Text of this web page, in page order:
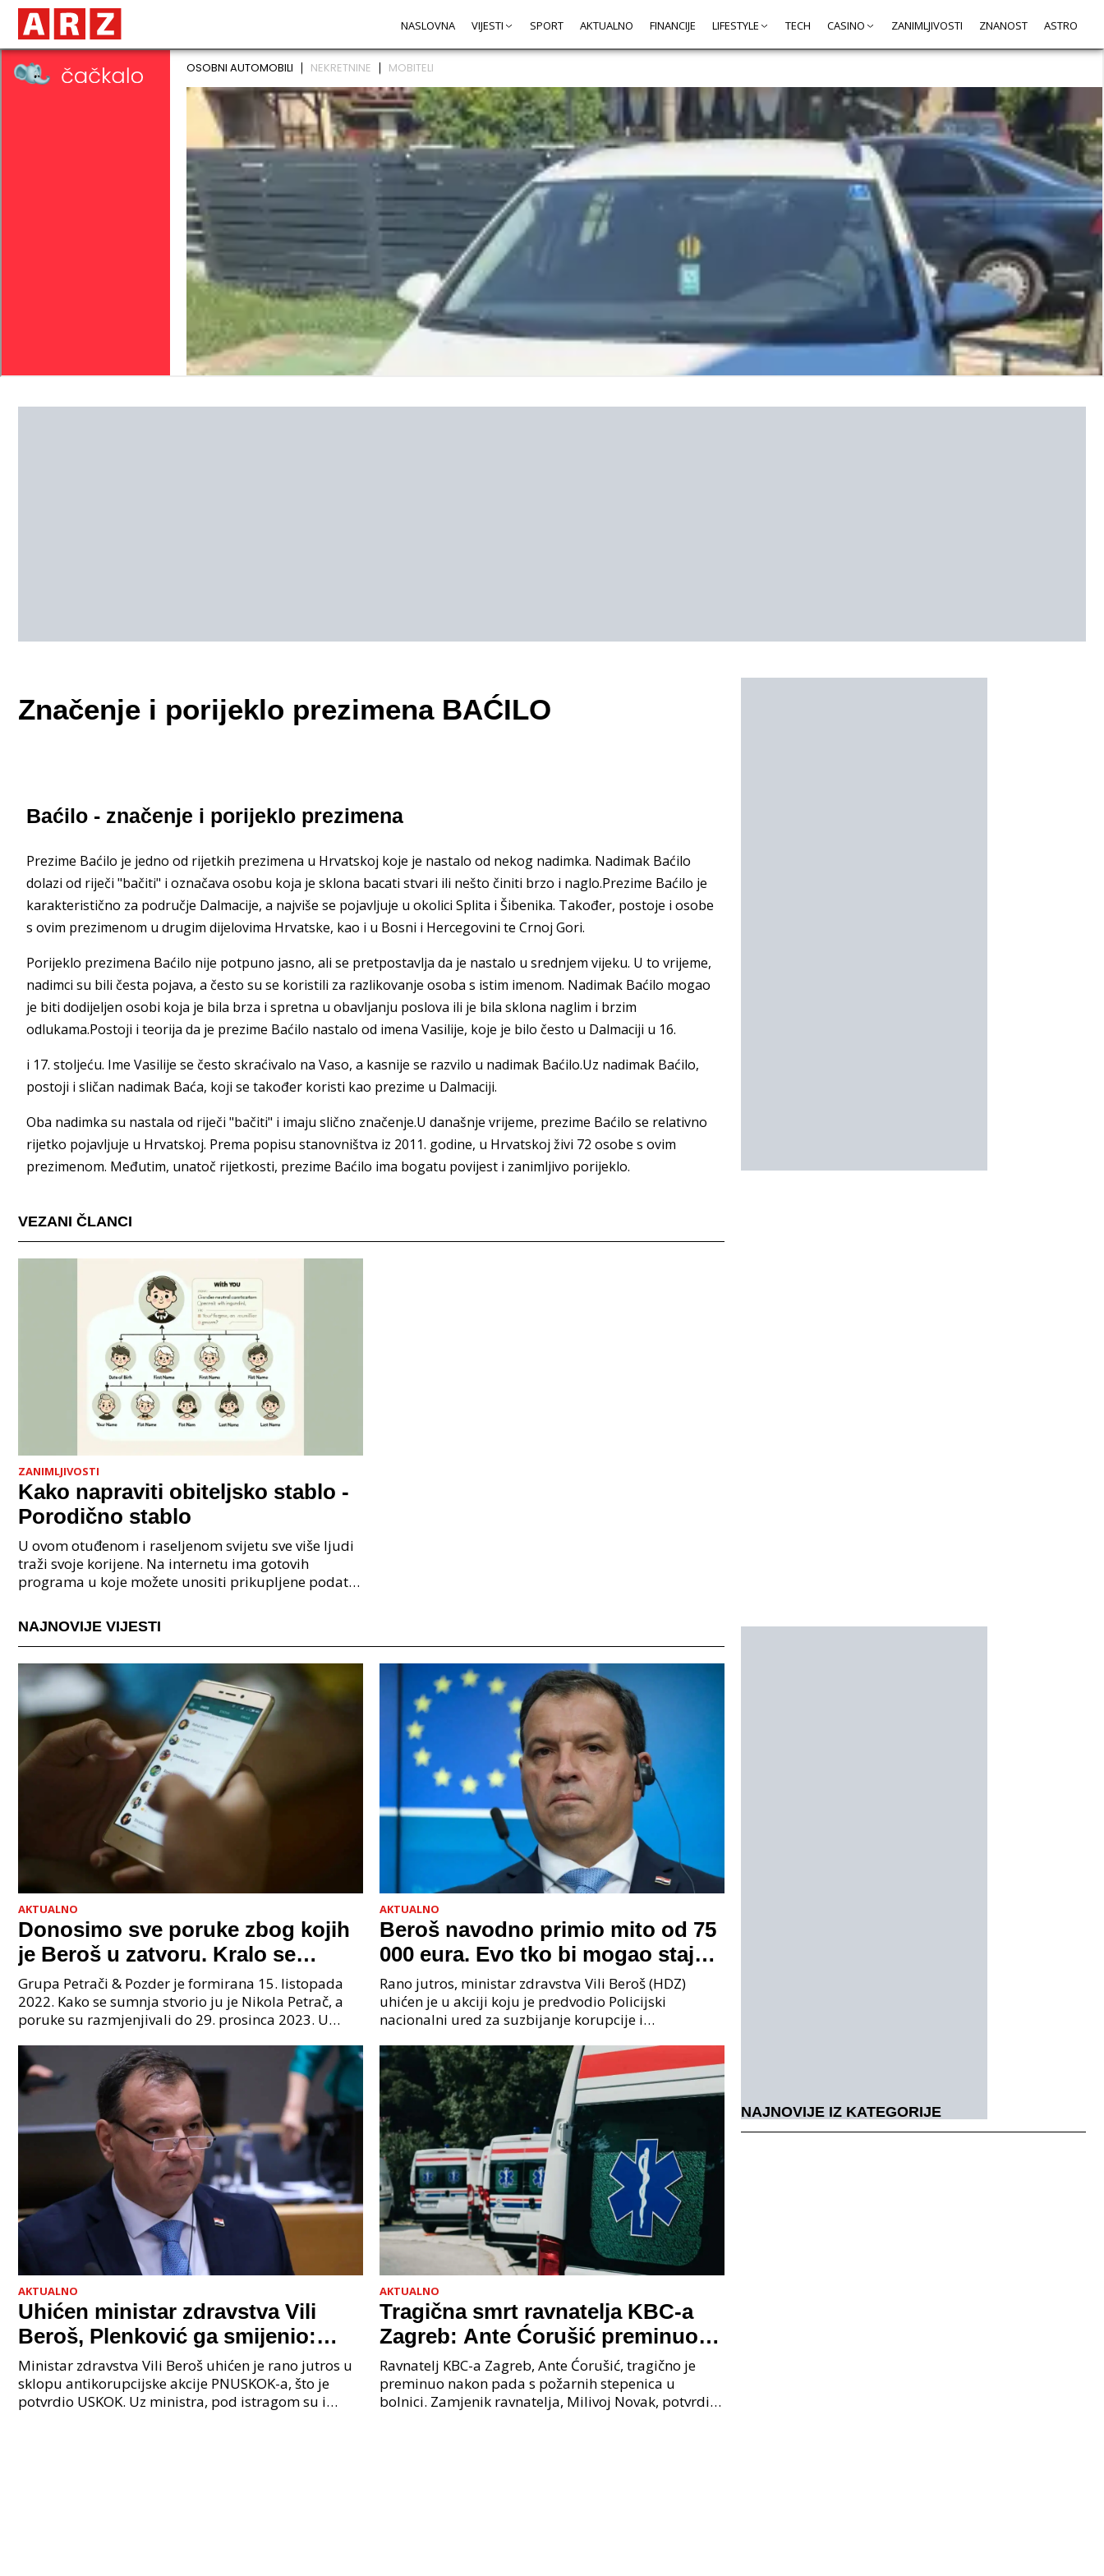
NASLOVNA VIJESTI SPORT AKTUALNO FINANCIJE LIFESTYLE TECH CASINO ZANIMLJIVOSTI ZNANOST ASTRO
Značenje i porijeklo prezimena BAĆILO
Baćilo - značenje i porijeklo prezimena
Prezime Baćilo je jedno od rijetkih prezimena u Hrvatskoj koje je nastalo od nekog nadimka. Nadimak Baćilo
dolazi od riječi "bačiti" i označava osobu koja je sklona bacati stvari ili nešto činiti brzo i naglo.Prezime Baćilo je
karakteristično za područje Dalmacije, a najviše se pojavljuje u okolici Splita i Šibenika. Također, postoje i osobe
s ovim prezimenom u drugim dijelovima Hrvatske, kao i u Bosni i Hercegovini te Crnoj Gori.
Porijeklo prezimena Baćilo nije potpuno jasno, ali se pretpostavlja da je nastalo u srednjem vijeku. U to vrijeme,
nadimci su bili česta pojava, a često su se koristili za razlikovanje osoba s istim imenom. Nadimak Baćilo mogao
je biti dodijeljen osobi koja je bila brza i spretna u obavljanju poslova ili je bila sklona naglim i brzim
odlukama.Postoji i teorija da je prezime Baćilo nastalo od imena Vasilije, koje je bilo često u Dalmaciji u 16.
i 17. stoljeću. Ime Vasilije se često skraćivalo na Vaso, a kasnije se razvilo u nadimak Baćilo.Uz nadimak Baćilo,
postoji i sličan nadimak Baća, koji se također koristi kao prezime u Dalmaciji.
Oba nadimka su nastala od riječi "bačiti" i imaju slično značenje.U današnje vrijeme, prezime Baćilo se relativno
rijetko pojavljuje u Hrvatskoj. Prema popisu stanovništva iz 2011. godine, u Hrvatskoj živi 72 osobe s ovim
prezimenom. Međutim, unatoč rijetkosti, prezime Baćilo ima bogatu povijest i zanimljivo porijeklo.
VEZANI ČLANCI
ZANIMLJIVOSTI
Kako napraviti obiteljsko stablo -
Porodično stablo
U ovom otuđenom i raseljenom svijetu sve više ljudi
traži svoje korijene. Na internetu ima gotovih
programa u koje možete unositi prikupljene podatke
NAJNOVIJE VIJESTI
AKTUALNO
Donosimo sve poruke zbog kojih
je Beroš u zatvoru. Kralo se
godinama. Tko će iz vlade biti
sljedeći uhićen?
Grupa Petrači & Pozder je formirana 15. listopada
2022. Kako se sumnja stvorio ju je Nikola Petrač, a
poruke su razmjenjivali do 29. prosinca 2023. U
AKTUALNO
Beroš navodno primio mito od 75
000 eura. Evo tko bi mogao stajati
na čelu zločinačkog udruženja
Rano jutros, ministar zdravstva Vili Beroš (HDZ)
uhićen je u akciji koju je predvodio Policijski
nacionalni ured za suzbijanje korupcije i
priopćenju USKOK
AKTUALNO
Uhićen ministar zdravstva Vili
Beroš, Plenković ga smijenio:
Istraga USKOK-a zbog korupcije
Ministar zdravstva Vili Beroš uhićen je rano jutros u
sklopu antikorupcijske akcije PNUSKOK-a, što je
potvrdio USKOK. Uz ministra, pod istragom su i
AKTUALNO
Tragična smrt ravnatelja KBC-a
Zagreb: Ante Ćorušić preminuo
nakon pada u bolnici, policija na
mjestu događaja
Ravnatelj KBC-a Zagreb, Ante Ćorušić, tragično je
preminuo nakon pada s požarnih stepenica u
bolnici. Zamjenik ravnatelja, Milivoj Novak, potvrdio
NAJNOVIJE IZ KATEGORIJE